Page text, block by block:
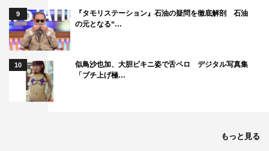
9
『タモリステーション』石油の疑問を徹底解剖 石油
の元となる“…
10
似鳥沙也加、大胆ビキニ姿で舌ペロ デジタル写真集
「ブチ上げ極…
もっと見る